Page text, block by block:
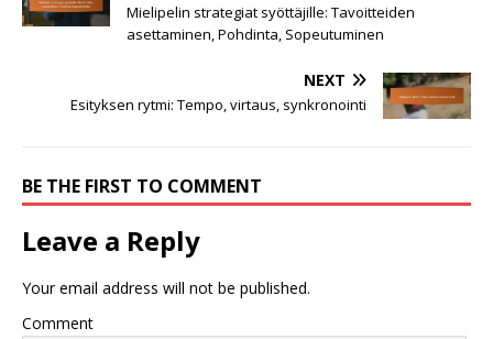
Mielipelin strategiat syöttäjille: Tavoitteiden
asettaminen, Pohdinta, Sopeutuminen
NEXT
Esityksen rytmi: Tempo, virtaus, synkronointi
BE THE FIRST TO COMMENT
Leave a Reply
Your email address will not be published.
Comment